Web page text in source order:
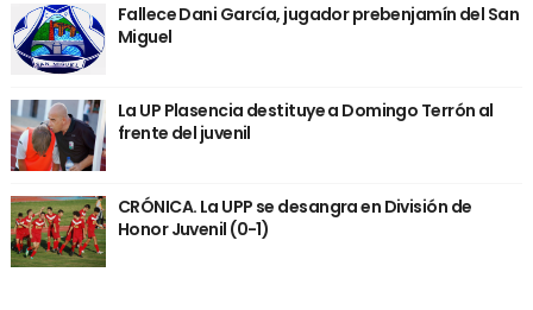
Fallece Dani García, jugador prebenjamín del San
Miguel
La UP Plasencia destituye a Domingo Terrón al
frente del juvenil
CRÓNICA. La UPP se desangra en División de
Honor Juvenil (0-1)